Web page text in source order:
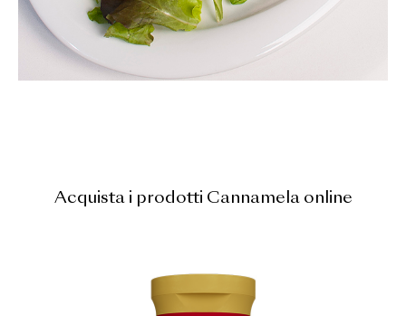
Acquista i prodotti Cannamela online